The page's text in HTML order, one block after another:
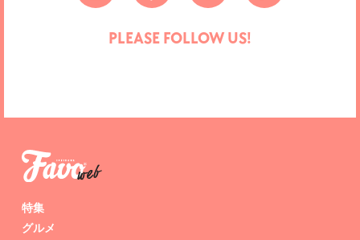
PLEASE FOLLOW US!
特集
グルメ